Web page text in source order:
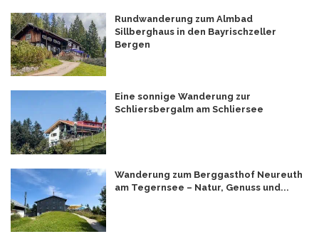
Rundwanderung zum Almbad
Sillberghaus in den Bayrischzeller
Bergen
Eine sonnige Wanderung zur
Schliersbergalm am Schliersee
Wanderung zum Berggasthof Neureuth
am Tegernsee – Natur, Genuss und...